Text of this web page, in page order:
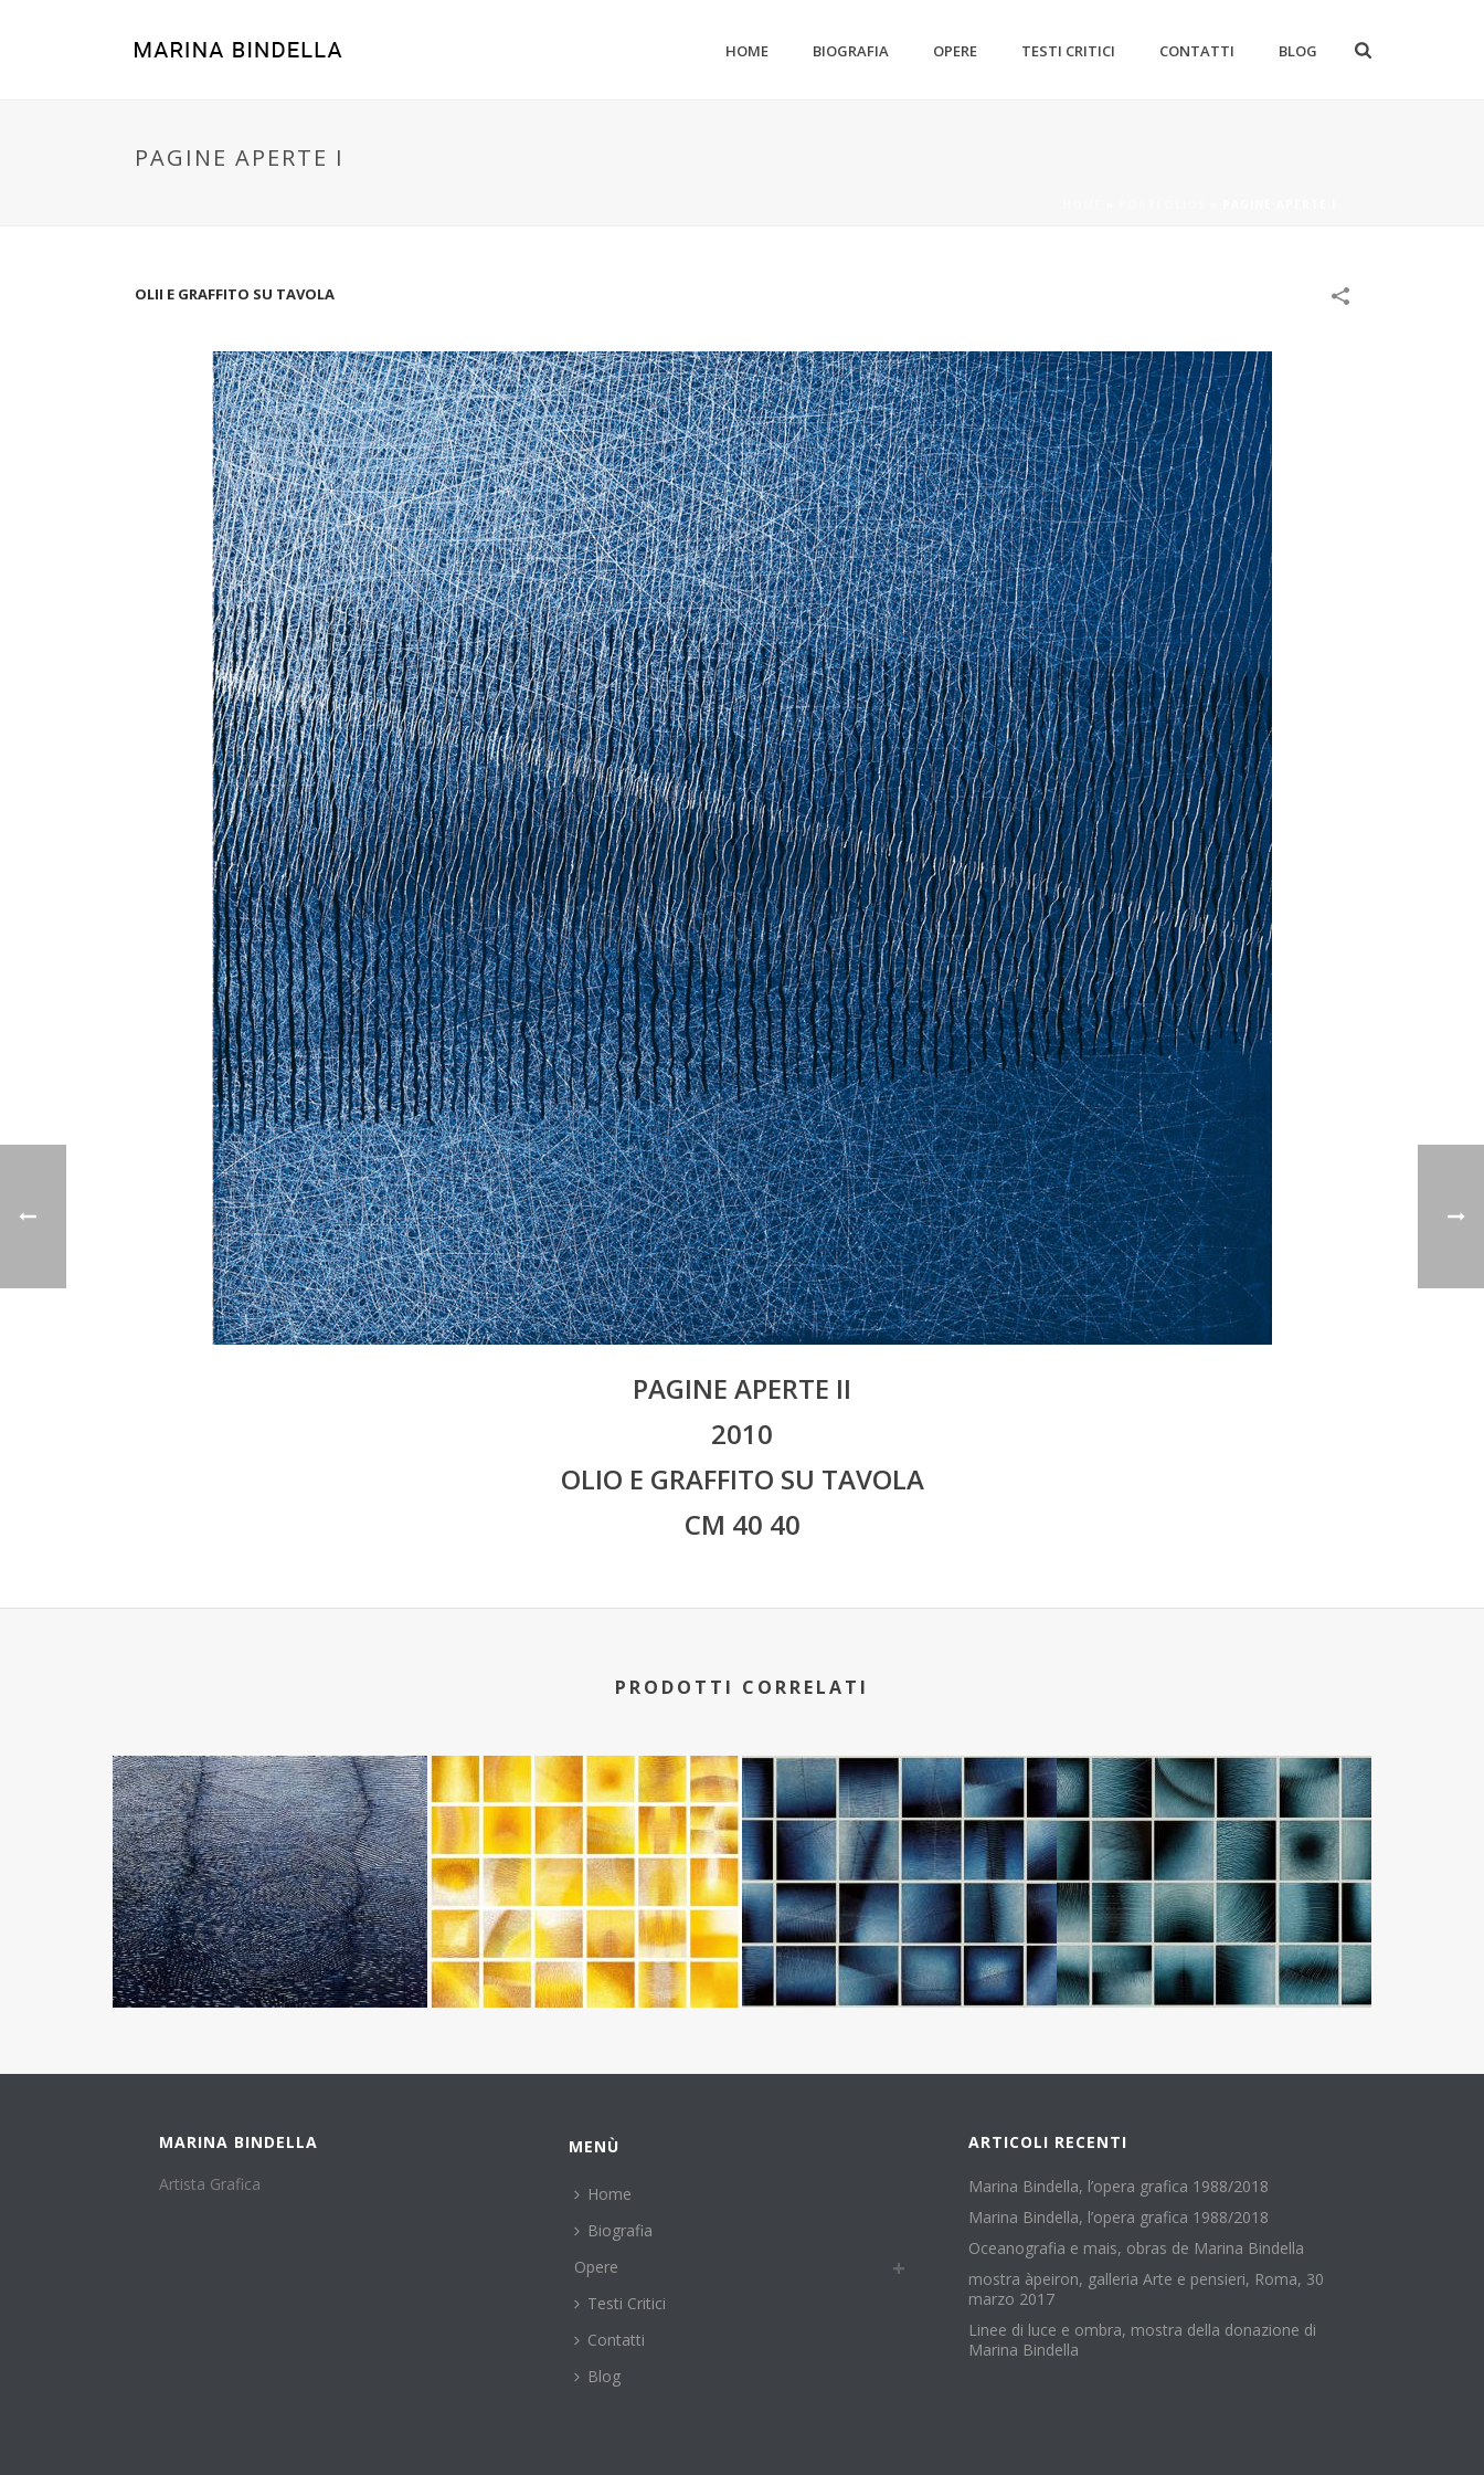
HOME BIOGRAFIA OPERE TESTI CRITICI CONTATTI BLOG
PAGINE APERTE I
OLII E GRAFFITO SU TAVOLA
PAGINE APERTE II
2010
OLIO E GRAFFITO SU TAVOLA
CM 40 40
PRODOTTI CORRELATI
MARINA BINDELLA
Artista Grafica
MENÙ
Home
Biografia
Opere
Testi Critici
Contatti
Blog
ARTICOLI RECENTI
Marina Bindella, l’opera grafica 1988/2018
Marina Bindella, l’opera grafica 1988/2018
Oceanografia e mais, obras de Marina Bindella
mostra àpeiron, galleria Arte e pensieri, Roma, 30
marzo 2017
Linee di luce e ombra, mostra della donazione di
Marina Bindella